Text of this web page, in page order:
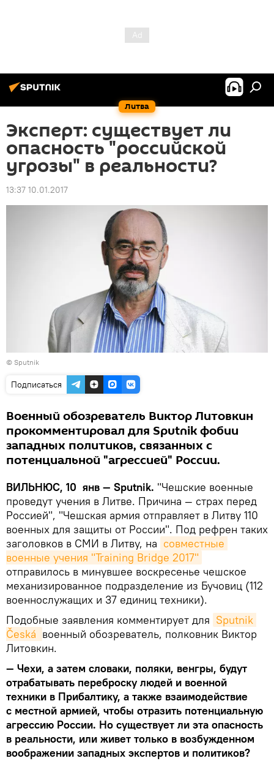
Литва
Эксперт: существует ли
опасность "российской
угрозы" в реальности?
13:37 10.01.2017
© Sputnik
Подписаться
Военный обозреватель Виктор Литовкин
прокомментировал для Sputnik фобии
западных политиков, связанных с
потенциальной "агрессией" России.
ВИЛЬНЮС, 10 янв — Sputnik. "Чешские военные
проведут учения в Литве. Причина — страх перед
Россией", "Чешская армия отправляет в Литву 110
военных для защиты от России". Под рефрен таких
заголовков в СМИ в Литву, на совместные
военные учения "Training Bridge 2017"
отправилось в минувшее воскресенье чешское
механизированное подразделение из Бучовиц (112
военнослужащих и 37 единиц техники).
Подобные заявления комментирует для Sputnik
Česká военный обозреватель, полковник Виктор
Литовкин.
— Чехи, а затем словаки, поляки, венгры, будут
отрабатывать переброску людей и военной
техники в Прибалтику, а также взаимодействие
с местной армией, чтобы отразить потенциальную
агрессию России. Но существует ли эта опасность
в реальности, или живет только в возбужденном
воображении западных экспертов и политиков?